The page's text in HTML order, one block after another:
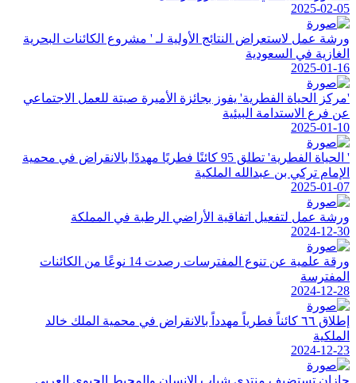
2025-02-05
ورشة عمل لاستعراض النتائج الأولية لـ ' مشروع الكائنات البحرية
الغازية في السعودية
2025-01-16
'مركز الحياة الفطرية' يفوز بجائزة الأميرة صيتة للعمل الاجتماعي
عن فرع الاستدامة البيئية
2025-01-10
' الحياة الفطرية' تطلق 95 كائنًا فطريًا مهددًا بالانقراض في محمية
الإمام تركي بن عبدالله الملكية
2025-01-07
ورشة عمل لتفعيل اتفاقية الأراضي الرطبة في المملكة
2024-12-30
ورقة علمية عن تنوع المفترسات رصدت 14 نوعًا من الكائنات
المفترسة
2024-12-28
إطلاق ٦٦ كائناً فطرياً مهدداً بالانقراض في محمية الملك خالد
الملكية
2024-12-23
جازان تستضيف منتدى شباب الإنسان والمحيط الحيوي العربي